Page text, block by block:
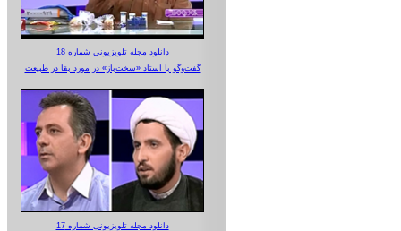
دانلود مجله تلویزیونی شماره 18
گفت‌وگو با استاد «سخت‌باز» در مورد بقا در طبیعت
دانلود مجله تلویزیونی شماره 17